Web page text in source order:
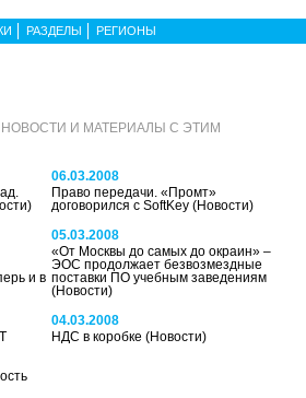
РАЗДЕЛЫ РЕГИОНЫ
НОВОСТИ И МАТЕРИАЛЫ С ЭТИМ
06.03.2008
Право передачи. «Промт»
договорился с SoftKey(Новости)
и в
05.03.2008
«От Москвы до самых до окраин» –
ЭОС продолжает безвозмездные
поставки ПО учебным заведениям
(Новости)
04.03.2008
НДС в коробке(Новости)